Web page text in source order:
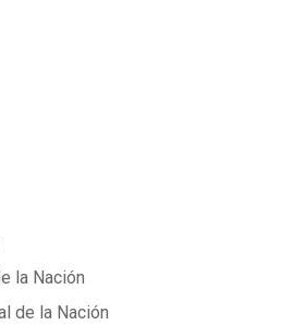
la Nación
de la Nación